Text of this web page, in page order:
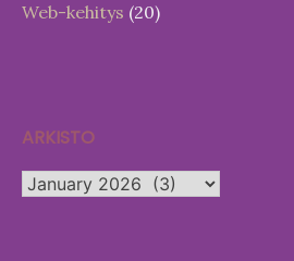
Web-kehitys (20)
ARKISTO
Arkisto